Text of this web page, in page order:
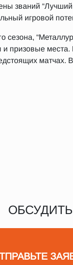
званий
игровой
сезона,
и призовые
матчах.